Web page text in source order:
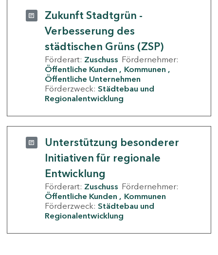
Zukunft Stadtgrün -
Verbesserung des
städtischen Grüns (ZSP)
Förderart: Zuschuss Fördernehmer:
Öffentliche Kunden
Kommunen
Öffentliche Unternehmen
Förderzweck: Städtebau und
Regionalentwicklung
Unterstützung besonderer
Initiativen für regionale
Entwicklung
Förderart: Zuschuss Fördernehmer:
Öffentliche Kunden
Kommunen
Förderzweck: Städtebau und
Regionalentwicklung